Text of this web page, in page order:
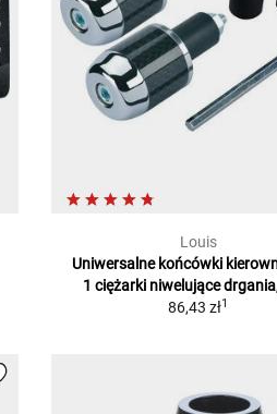
Louis
Uniwersalne końcówki
1 ciężarki niwelujące
86,43 zł1